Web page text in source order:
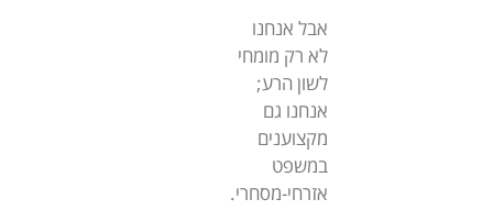
אבל אנחנו
לא רק מומחי
לשון הרע;
אנחנו גם
מקצוענים
במשפט
אזרחי-מסחרי.